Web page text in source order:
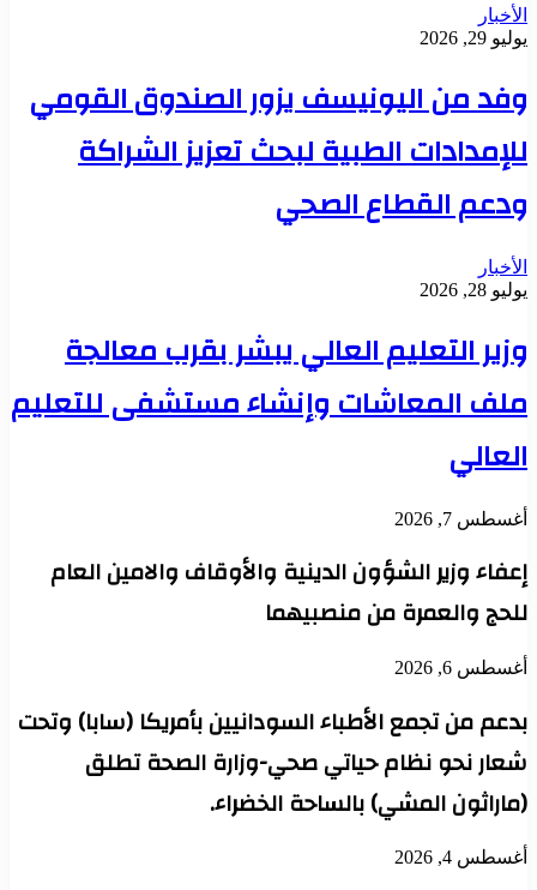
الأخبار
يوليو 29, 2026
وفد من اليونيسف يزور الصندوق القومي
للإمدادات الطبية لبحث تعزيز الشراكة
ودعم القطاع الصحي
الأخبار
يوليو 28, 2026
وزير التعليم العالي يبشر بقرب معالجة
ملف المعاشات وإنشاء مستشفى للتعليم
العالي
أغسطس 7, 2026
إعفاء وزير الشؤون الدينية والأوقاف والامين العام
للحج والعمرة من منصبيهما
أغسطس 6, 2026
بدعم من تجمع الأطباء السودانيين بأمريكا (سابا) وتحت
شعار نحو نظام حياتي صحي-وزارة الصحة تطلق
(ماراثون المشي) بالساحة الخضراء.
أغسطس 4, 2026